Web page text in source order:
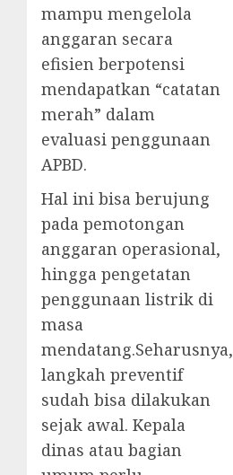
mampu mengelola
anggaran secara
efisien berpotensi
mendapatkan “catatan
merah” dalam
evaluasi penggunaan
APBD.
Hal ini bisa berujung
pada pemotongan
anggaran operasional,
hingga pengetatan
penggunaan listrik di
masa
mendatang.Seharusnya,
langkah preventif
sudah bisa dilakukan
sejak awal. Kepala
dinas atau bagian